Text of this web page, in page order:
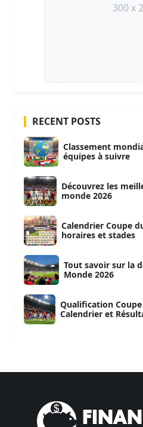
300 x
RECENT POSTS
Classement
équipes à suivre
Découvrez les
monde 2026
Calendrier Coupe
horaires et stades
Tout savoir sur la
Monde 2026
Qualification
Calendrier et